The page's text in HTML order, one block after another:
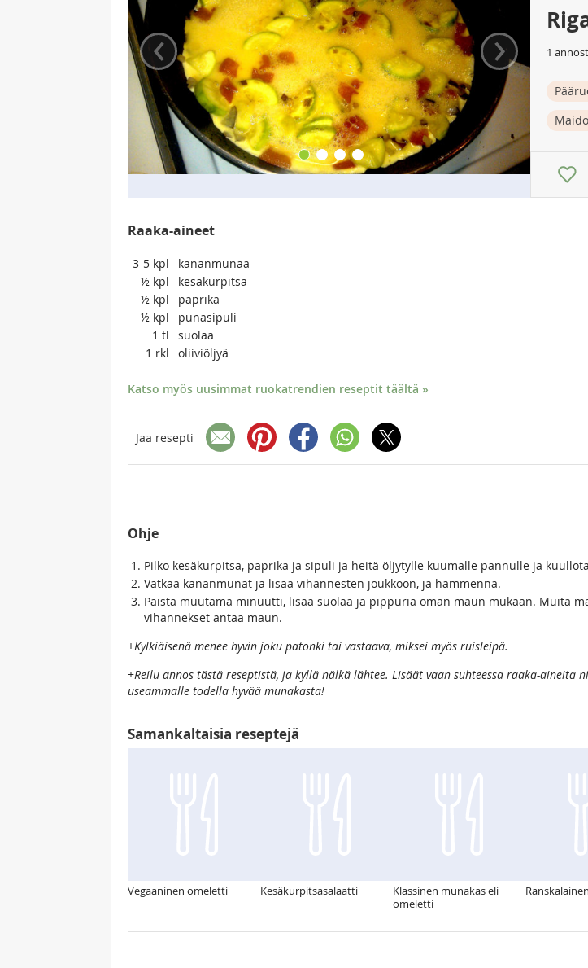
‹ › 1
Raaka-aineet
3-5 kpl
kananmunaa
½ kpl
kesäkurpitsa
½ kpl
paprika
½ kpl
punasipuli
1 tl
suolaa
1 rkl oliiviöljyä
Katso myös uusimmat ruokatrendien reseptit täältä »
Jaa resepti
Ohje
Pilko kesäkurpitsa, paprika ja sipuli ja heitä öljytylle kuumalle pannulle ja
Vatkaa kananmunat ja lisää vihannesten joukkoon, ja hämmennä.
Paista muutama minuutti, lisää suolaa ja pippuria oman maun mukaan. Muita
vihannekset antaa maun.
+Kylkiäisenä menee hyvin joku patonki tai vastaava, miksei myös ruisleipä.
+Reilu annos tästä reseptistä, ja kyllä nälkä lähtee. Lisäät vaan suhteessa raaka-aineita
useammalle todella hyvää munakasta!
Samankaltaisia reseptejä
Vegaaninen omeletti Kesäkurpitsasalaatti
Klassinen munakas eli
omeletti